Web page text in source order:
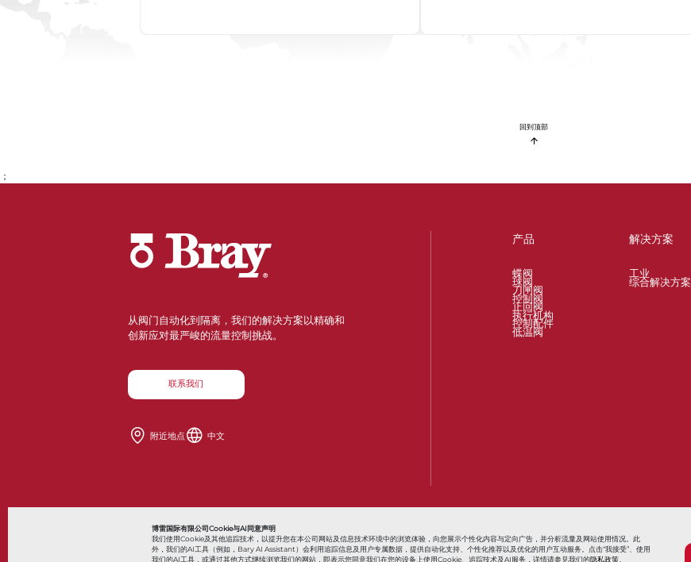
博雷国际有限公司Cookie与AI同意声明
我们使用Cookie及其他追踪技术，以提升您在本公司网站及信息技术环境中的浏览体验，向您展示个性化内容与定向广告，并分析流量及网站使用情况。此
外，我们的AI工具（例如，Bary AI Assistant）会利用追踪信息及用户专属数据，提供自动化支持、个性化推荐以及优化的用户互动服务。点击“我接受”、使用
我们的AI工具，或通过其他方式继续浏览我们的网站，即表示您同意我们在您的设备上使用Cookie、追踪技术及AI服务，详情请参见我们的隐私政策
回到顶部
；
从阀门自动化到隔离，我们的解决方案以精确和
创新应对最严峻的流量控制挑战。
联系我们
附近地点 中文
产品
蝶阀
球阀
刀闸阀
控制阀
止回阀
执行机构
控制配件
低温阀
解决方案
工业
综合解决方案